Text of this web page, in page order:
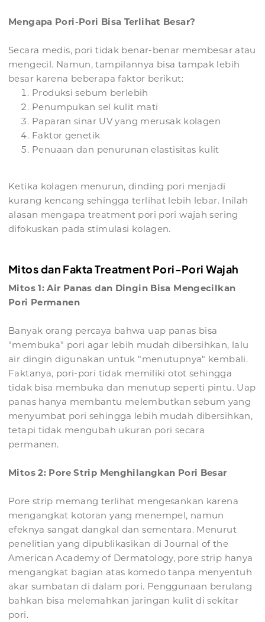
Mengapa Pori-Pori Bisa Terlihat Besar?
Secara medis, pori tidak benar-benar membesar atau
mengecil. Namun, tampilannya bisa tampak lebih
besar karena beberapa faktor berikut:
Produksi sebum berlebih
Penumpukan sel kulit mati
Paparan sinar UV yang merusak kolagen
Faktor genetik
Penuaan dan penurunan elastisitas kulit
Ketika kolagen menurun, dinding pori menjadi
kurang kencang sehingga terlihat lebih lebar. Inilah
alasan mengapa treatment pori pori wajah sering
difokuskan pada stimulasi kolagen.
Mitos dan Fakta Treatment Pori-Pori Wajah
Mitos 1: Air Panas dan Dingin Bisa Mengecilkan
Pori Permanen
Banyak orang percaya bahwa uap panas bisa
"membuka" pori agar lebih mudah dibersihkan, lalu
air dingin digunakan untuk "menutupnya" kembali.
Faktanya, pori-pori tidak memiliki otot sehingga
tidak bisa membuka dan menutup seperti pintu. Uap
panas hanya membantu melembutkan sebum yang
menyumbat pori sehingga lebih mudah dibersihkan,
tetapi tidak mengubah ukuran pori secara
permanen.
Mitos 2: Pore Strip Menghilangkan Pori Besar
Pore strip memang terlihat mengesankan karena
mengangkat kotoran yang menempel, namun
efeknya sangat dangkal dan sementara. Menurut
penelitian yang dipublikasikan di Journal of the
American Academy of Dermatology, pore strip hanya
mengangkat bagian atas komedo tanpa menyentuh
akar sumbatan di dalam pori. Penggunaan berulang
bahkan bisa melemahkan jaringan kulit di sekitar
pori.